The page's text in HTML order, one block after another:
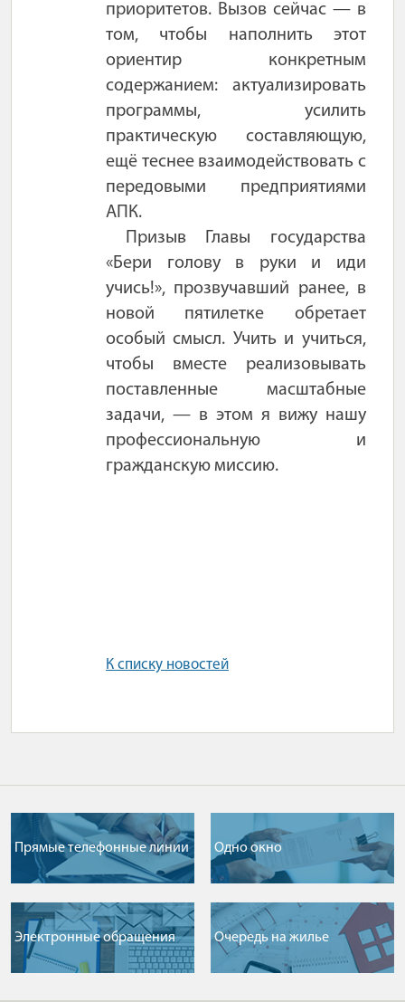
приоритетов. Вызов сейчас — в
том, чтобы наполнить этот
ориентир конкретным
содержанием: актуализировать
программы, усилить
практическую составляющую,
ещё теснее взаимодействовать с
передовыми предприятиями
АПК.
Призыв Главы государства
«Бери голову в руки и иди
учись!», прозвучавший ранее, в
новой пятилетке обретает
особый смысл. Учить и учиться,
чтобы вместе реализовывать
поставленные масштабные
задачи, — в этом я вижу нашу
профессиональную и
гражданскую миссию.
К списку новостей
Прямые телефонные линии Одно окно
Электронные обращения Очередь на жилье